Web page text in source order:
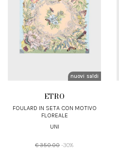
nuovi arrivi
saldi
ETRO
FOULARD IN SETA CON MOTIVO
FLOREALE
UNI
€ 350.00 -30%